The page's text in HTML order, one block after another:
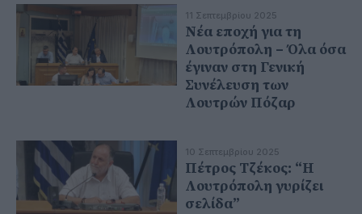
11 Σεπτεμβρίου 2025
Nέα εποχή για τη
Λουτρόπολη – Όλα όσα
έγιναν στη Γενική
Συνέλευση των
Λουτρών Πόζαρ
10 Σεπτεμβρίου 2025
Πέτρος Τζέκος: “Η
Λουτρόπολη γυρίζει
σελίδα”